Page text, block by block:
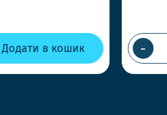
Додати в кошик -